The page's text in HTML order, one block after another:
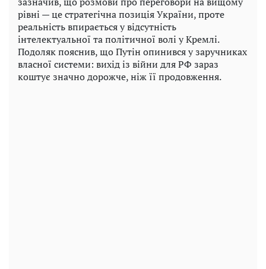
рівні — це стратегічна позиція України, проте
реальність впирається у відсутність
інтелектуальної та політичної волі у Кремлі.
Подоляк пояснив, що Путін опинився у заручниках
власної системи: вихід із війни для РФ зараз
коштує значно дорожче, ніж її продовження.